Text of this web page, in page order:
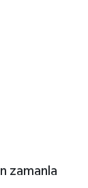
zamanla